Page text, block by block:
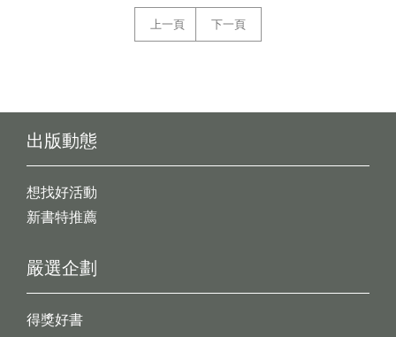
上一頁 下一頁
出版動態
想找好活動
新書特推薦
嚴選企劃
得獎好書